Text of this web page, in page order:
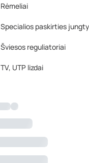
Rėmeliai
Specialios paskirties
Šviesos reguliatoriai
TV, UTP lizdai